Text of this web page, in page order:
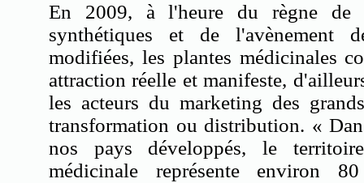
En 2009, à l'heure du règne de
synthétiques et de l'avènement
modifiées, les plantes médicinales
attraction réelle et manifeste,
les acteurs du marketing des
transformation ou distribution. «
nos pays développés, le
médicinale représente environ